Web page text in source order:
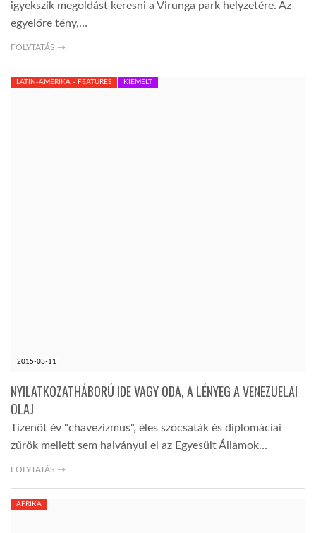
igyekszik megoldást keresni a Virunga park helyzetére. Az
egyelőre tény,…
FOLYTATÁS →
2015-03-11
LATIN-AMERIKA - FEATURES KIEMELT
NYILATKOZATHÁBORÚ IDE VAGY ODA, A LÉNYEG A VENEZUELAI
OLAJ
Tizenöt év "chavezizmus", éles szócsaták és diplomáciai
zűrök mellett sem halványul el az Egyesült Államok…
FOLYTATÁS →
AFRIKA